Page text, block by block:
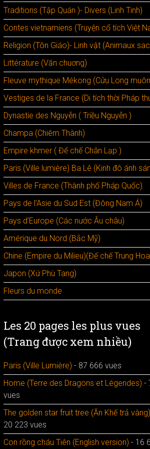
Traditions (Tập Quán )- Divers (Linh Tinh)
Contes vietnamiens (Truyện cổ tích Việt
Religion (Tôn Giáo)- Linh vật (Animaux
Littérature (Văn chuơng)
Fleuve mythique Mékong (Cửu Long
Vestiges de la France (Di tích thời Pháp
Dynastie des Nguyễn ( Triều Nguyễn )
Champa (Chiêm Thành)
Empire khmer ( Đế chế Chân Lạp )
Paris (Ville lumière) Ba Lê (Kinh đô ánh
Villes de France (Thành phố Pháp Quốc)
Pays de l’Asie du Sud Est (Đông Nam Á)
Pays d’Europe (Các nước Âu châu)
Amérique du Nord (Bắc Mỹ)
Chine (Empire du Milieu)(Đế chế Trung
Japon (Xứ Phù Tang)
Fleurs du monde
Les 20 pages les plus vues
(Trang được xem nhiều)
Paris (Ville Lumière) - 87 666 vues
Home (Terre des Dragons et Légendes) -
vues
The golden star fruit tree (Ăn Khế trả vàng)
20 223 vues
Con rồng cháu Tiên (English version) - 16